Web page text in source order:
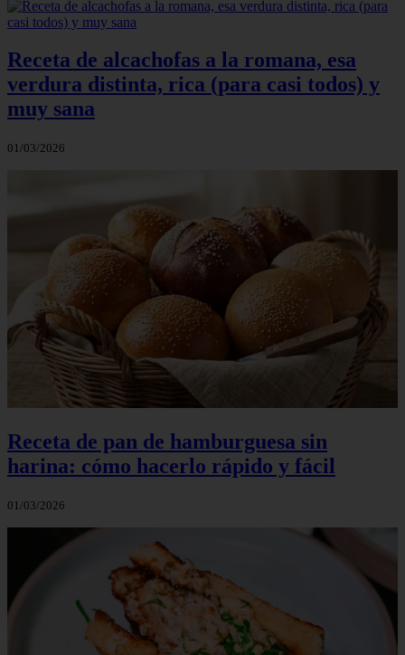
Receta de alcachofas a la romana, esa
verdura distinta, rica (para casi todos) y
muy sana
01/03/2026
Receta de pan de hamburguesa sin
harina: cómo hacerlo rápido y fácil
01/03/2026